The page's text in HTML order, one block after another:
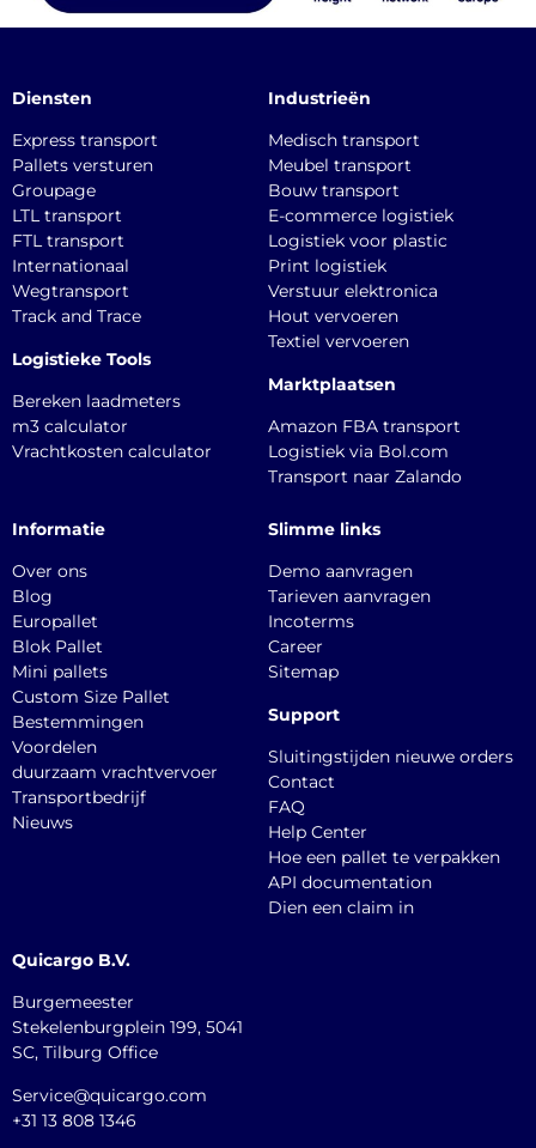
Diensten
Express transport
Pallets versturen
Groupage
LTL transport
FTL transport
Internationaal
Wegtransport
Track and Trace
Logistieke Tools
Bereken laadmeters
m3 calculator
Vrachtkosten calculator
Industrieën
Medisch transport
Meubel transport
Bouw transport
E-commerce logistiek
Logistiek voor plastic
Print logistiek
Verstuur elektronica
Hout vervoeren
Textiel vervoeren
Marktplaatsen
Amazon FBA transport
Logistiek via Bol.com
Transport naar Zalando
Informatie
Over ons
Blog
Europallet
Blok Pallet
Mini pallets
Custom Size Pallet
Bestemmingen
Voordelen
duurzaam vrachtvervoer
Transportbedrijf
Nieuws
Slimme links
Demo aanvragen
Tarieven aanvragen
Incoterms
Career
Sitemap
Support
Sluitingstijden nieuwe orders
Contact
FAQ
Help Center
Hoe een pallet te verpakken
API documentation
Dien een claim in
Quicargo B.V.
Burgemeester
Stekelenburgplein 199, 5041
SC, Tilburg Office
Service@quicargo.com
+31 13 808 1346